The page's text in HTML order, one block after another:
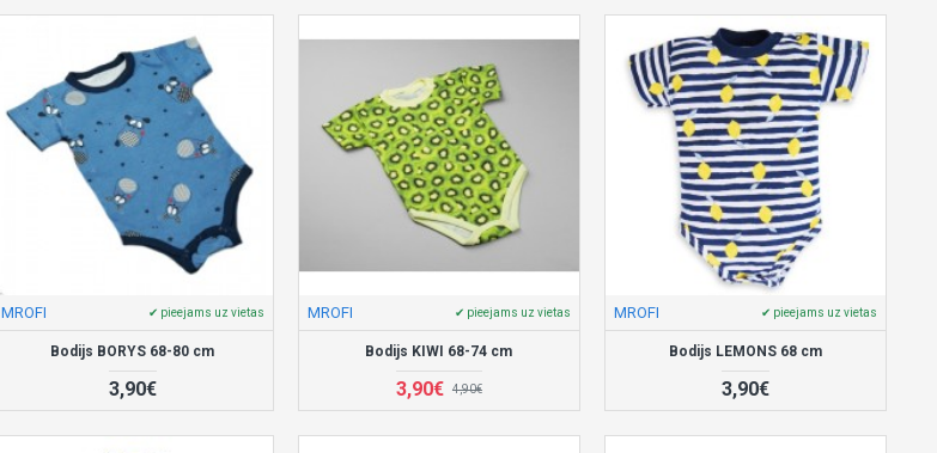
MROFI ✔ pieejams uz vietas
Bodijs BORYS 68-80 cm
3,90€
MROFI ✔ pieejams uz vietas
Bodijs KIWI 68-74 cm
3,90€ 4,90€
MROFI ✔ pieejams uz vietas
Bodijs LEMONS 68 cm
3,90€